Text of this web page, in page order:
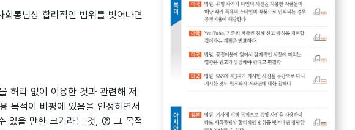
통념상 합리적인 범위를 벗어나면
허락 없이 이용한 것과 관련해 저
목적이 비평에 있음을 인정하면서
있을 만한 크기라는 것, ② 그 목적